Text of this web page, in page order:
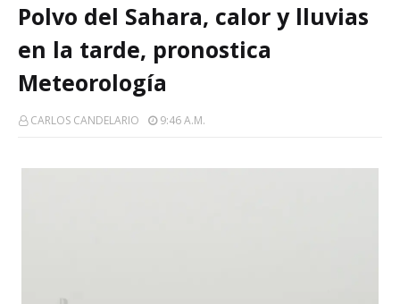
Polvo del Sahara, calor y lluvias
en la tarde, pronostica
Meteorología
CARLOS CANDELARIO 9:46 A.m.